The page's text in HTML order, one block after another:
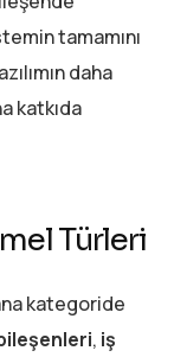
tamamını
daha
katkıda
Türleri
kategoride
, iş